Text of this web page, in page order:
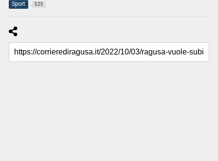
Sport 525